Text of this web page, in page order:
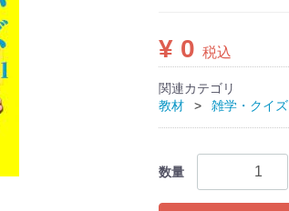
¥ 0 税込
関連カテゴリ
教材
雑学・クイズ
数量